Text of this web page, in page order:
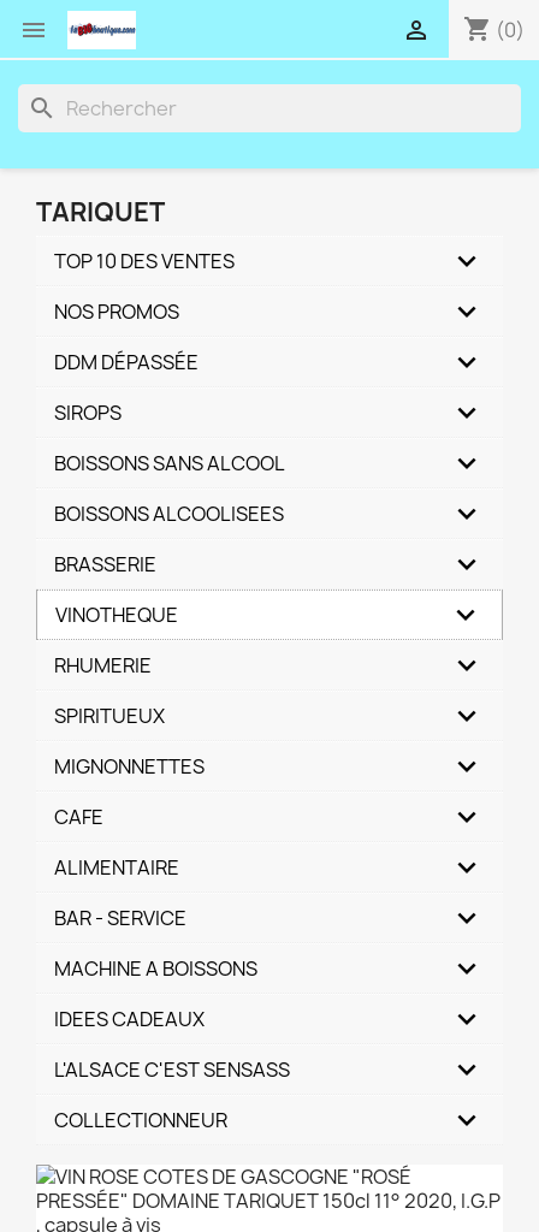
 shopping_cart (0)

search
TARIQUET
TOP 10 DES VENTES
NOS PROMOS
DDM DÉPASSÉE
SIROPS
BOISSONS SANS ALCOOL
BOISSONS ALCOOLISEES
BRASSERIE
VINOTHEQUE
RHUMERIE
SPIRITUEUX
MIGNONNETTES
CAFE
ALIMENTAIRE
BAR - SERVICE
MACHINE A BOISSONS
IDEES CADEAUX
L'ALSACE C'EST SENSASS
COLLECTIONNEUR